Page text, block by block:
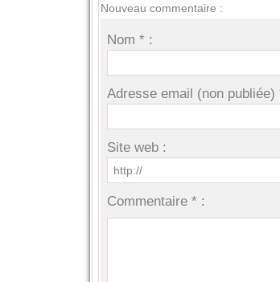
Nouveau commentaire :
Nom * :
Adresse email (non publiée)
Site web :
Commentaire * :